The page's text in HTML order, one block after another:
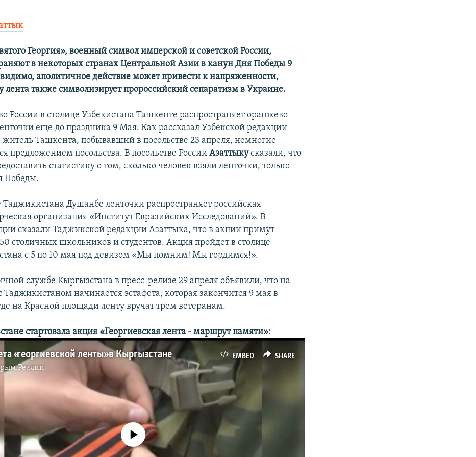
Георгия», военный символ имперской и советской России,
в некоторых странах Центральной Азии в канун Дня Победы 9
аполитичное действие может привести к напряженности,
лента также символизирует пророссийский сепаратизм в Украине.
России в столице Узбекистана Ташкенте распространяет оранжево-
еще до праздника 9 Мая. Как рассказал Узбекской редакции
житель Ташкента, побывавший в посольстве 23 апреля, немногие
предложением посольства. В посольстве РоссииАзаттыкусказали, что
статистику о том, сколько человек взяли ленточки, только
Победы.
Таджикистана Душанбе ленточки распространяет российская
организация «Институт Евразийских Исследований». В
сказали Таджикской редакции Азаттыка, что в акции примут
столичных школьников и студентов. Акция пройдет в столице
с 5 по 10 мая под девизом «Мы помним! Мы гордимся!».
службе Кыргызстана в пресс-релизе 29 апреля объявили, что на
Таджикистаном начинается эстафета, которая закончится 9 мая в
на Красной площади ленту вручат трем ветеранам.
стартовала акция «Георгиевская лента - маршрут памяти»:
EMBED SHARE
«георгиевской ленты» в Кыргызстане
No media source currently available